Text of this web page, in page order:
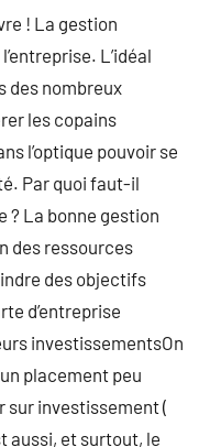
! La gestion
L’idéal
des nombreux
les copains
l’optique pouvoir se
Par quoi faut-il
? La bonne gestion
des ressources
des objectifs
d’entreprise
investissementsOn
placement peu
sur investissement (
aussi, et surtout, le